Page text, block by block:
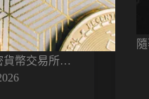
貨幣交易所…